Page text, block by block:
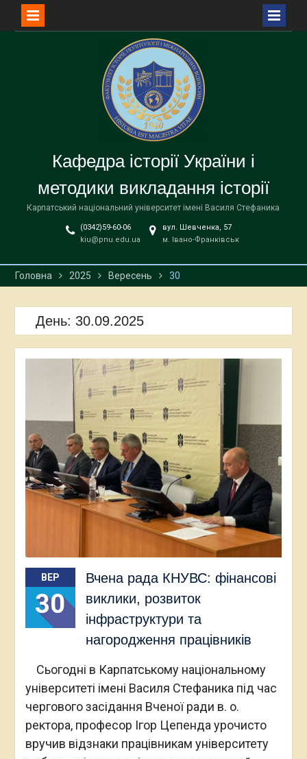
Кафедра історії України і
методики викладання історії
Карпатський національний університет імені Василя Стефаника
(0342)59-60-06
kiu@pnu.edu.ua
вул. Шевченка, 57
м. Івано-Франківськ
Головна 2025 Вересень 30
День: 30.09.2025
ВЕР
30
Вчена рада КНУВС: фінансові
виклики, розвиток
інфраструктури та
нагородження працівників
Сьогодні в Карпатському національному
університеті імені Василя Стефаника під час
чергового засідання Вченої ради в. о.
ректора, професор Ігор Цепенда урочисто
вручив відзнаки працівникам університету